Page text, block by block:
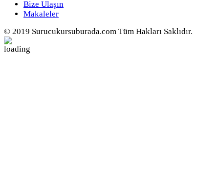
Bize Ulaşın
Makaleler
© 2019 Surucukursuburada.com Tüm Hakları Saklıdır.